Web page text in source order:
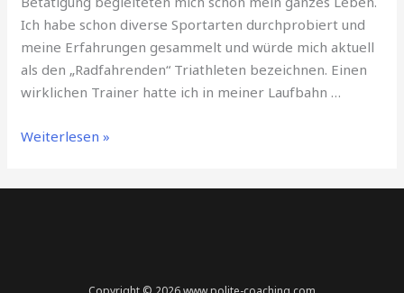
Ich habe schon diverse Sportarten durchprobiert und
meine Erfahrungen gesammelt und würde mich aktuell
als den „Radfahrenden“ Triathleten bezeichnen. Einen
wirklichen Trainer hatte ich in meiner Laufbahn …
Athleten
Weiterlesen »